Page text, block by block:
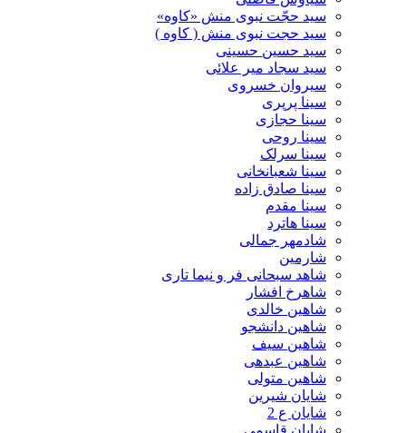
سید حجّت نبوی منش «کاوه»
سید حجت نبوی منش ( کاوه )
سید حسین حسینى
سید سجاد میر علائی
سیروان خسروی
سینا پرپری
سینا حجازی
سینا روحی
سینا سرلک
سینا شعبانخانی
سینا صادق زاده
سینا مقدم
سینا هاترد
شادمهر جمالی
شارمین
شاهد سبحانی فر و نیما تاری
شاهرخ افشار
شاهین خالدی
شاهین دانشجو
شاهین سیف
شاهین عبدهی
شاهین متولی
شایان شیرین
شایان ع 2